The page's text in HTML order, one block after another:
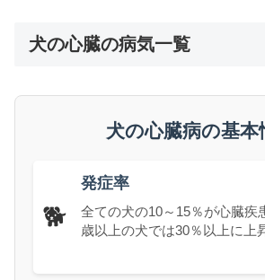
犬の心臓の病気一覧
犬の心臓病の基本
🐕
発症率
全ての犬の10～15％が心臓疾
歳以上の犬では30％以上に上